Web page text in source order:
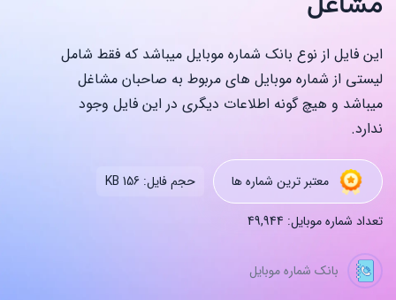
این فایل از نوع بانک شماره موبایل میباشد که فقط شامل
لیستی از شماره موبایل های مربوط به صاحبان مشاغل
میباشد و هیچ گونه اطلاعات دیگری در این فایل وجود
ندارد.
معتبر ترین شماره ها حجم فایل: 156 KB
تعداد شماره موبایل: 49,944
بانک شماره موبایل